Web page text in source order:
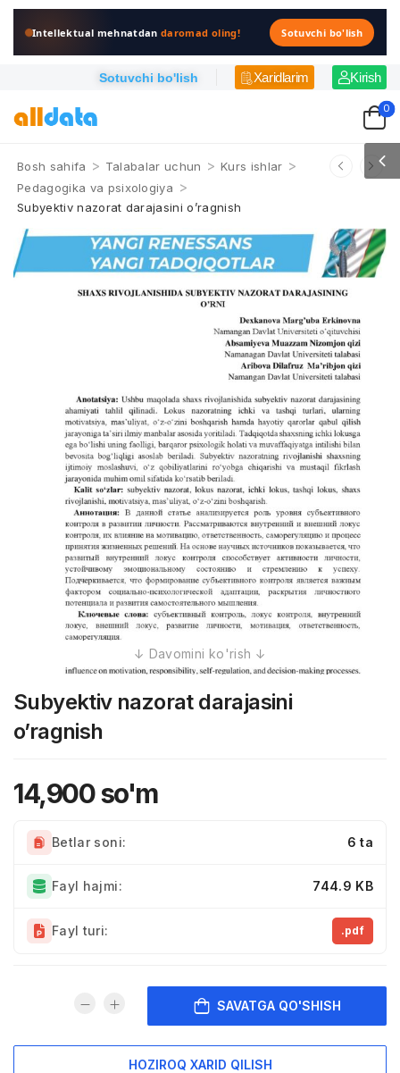
Intellektual mehnatdandaromad oling! Sotuvchi bo'lish
Sotuvchi bo'lish Xaridlarim Kirish
0
Bosh sahifa > Talabalar uchun > Kurs ishlar >
Pedagogika va psixologiya >
Subyektiv nazorat darajasini o’ragnish
Subyektiv nazorat darajasini
o’ragnish
14,900so'm
Betlar soni: 6 ta
Fayl hajmi: 744.9 KB
Fayl turi: .pdf
SAVATGA QO'SHISH
HOZIROQ XARID QILISH